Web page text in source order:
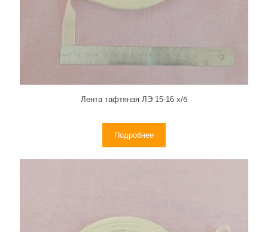
Лента тафтяная ЛЭ 15-16 х/б
Подробнее